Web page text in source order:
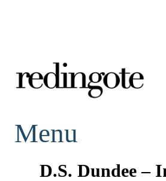
redingote.
Menu
D.S. Dundee –